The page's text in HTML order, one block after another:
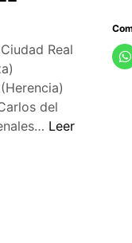
Real
del
Calendario
Leer